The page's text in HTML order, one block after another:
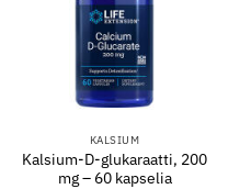
KALSIUM
Kalsium-D-glukaraatti, 200
mg – 60 kapselia